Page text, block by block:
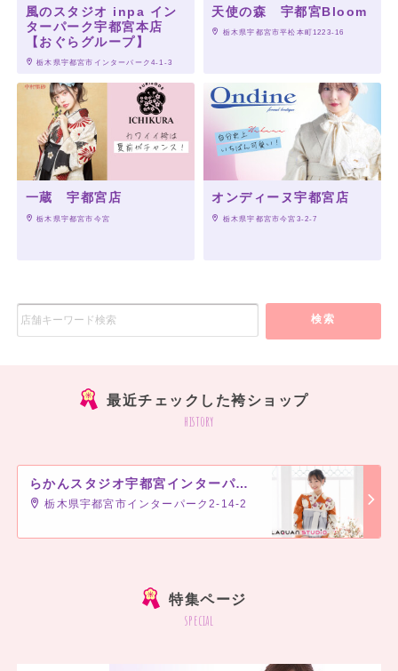
風のスタジオ inpa イン
ターパーク宇都宮本店
【おぐらグループ】
栃木県宇都宮市インターパーク4-1-3
天使の森 宇都宮Bloom
栃木県宇都宮市平松本町1223-16
一蔵 宇都宮店
栃木県宇都宮市今宮
オンディーヌ宇都宮店
栃木県宇都宮市今宮3-2-7
検索
最近チェックした袴ショップ
history
らかんスタジオ宇都宮インターパーク店
栃木県宇都宮市インターパーク2-14-2
特集ページ
special